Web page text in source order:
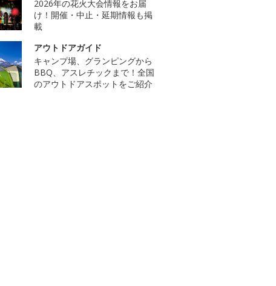
2026年の花火大会情報をお届
け！開催・中止・延期情報も掲
載
アウトドアガイド
キャンプ場、グランピングから
BBQ、アスレチックまで！全国
のアウトドアスポットをご紹介